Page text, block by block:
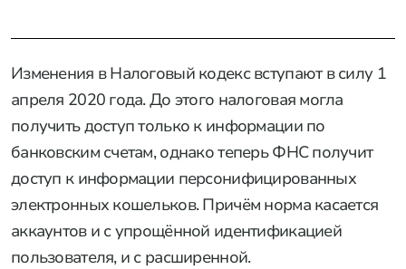
Изменения в Налоговый кодекс вступают в силу 1
апреля 2020 года. До этого налоговая могла
получить доступ только к информации по
банковским счетам, однако теперь ФНС получит
доступ к информации персонифицированных
электронных кошельков. Причём норма касается
аккаунтов и с упрощённой идентификацией
пользователя, и с расширенной.